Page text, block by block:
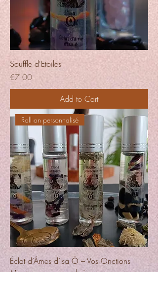
Souffle d'Etoiles
Price
€7.00
Add to Cart
Roll on personnalisé
Éclat d’Âmes d’Isa Ô – Vos Onctions
Magiques personnalisées